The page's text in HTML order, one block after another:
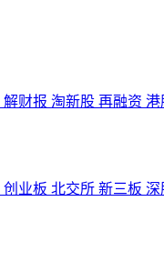
解财报 淘新股 再融资
创业板 北交所 新三板